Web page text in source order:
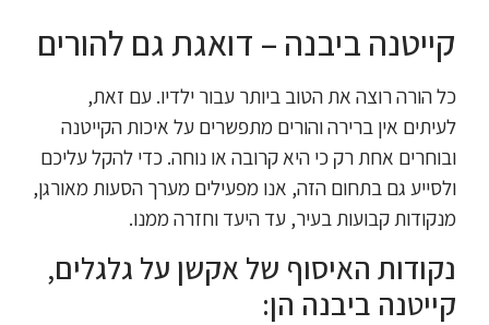
קייטנה ביבנה – דואגת גם להורים
כל הורה רוצה את הטוב ביותר עבור ילדיו. עם זאת,
לעיתים אין ברירה והורים מתפשרים על איכות הקייטנה
ובוחרים אחת רק כי היא קרובה או נוחה. כדי להקל עליכם
ולסייע גם בתחום הזה, אנו מפעילים מערך הסעות מאורגן,
מנקודות קבועות בעיר, עד היעד וחזרה ממנו.
נקודות האיסוף של אקשן על גלגלים,
קייטנה ביבנה הן: